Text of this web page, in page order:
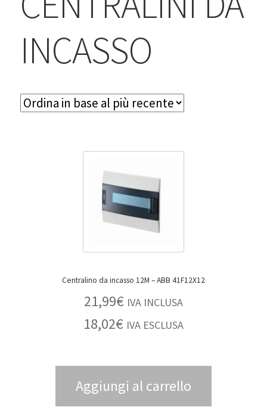
BLOG
Accedi/Registrati
INCASSO
Centralino da incasso 12M – ABB 41F12X12
21,99€ IVA INCLUSA
18,02€ IVA ESCLUSA
Aggiungi al carrello